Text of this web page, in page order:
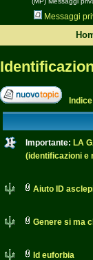
Messaggi
Importante: LA
(identificazioni e
Aiuto ID
Genere si ma
Id euforbia